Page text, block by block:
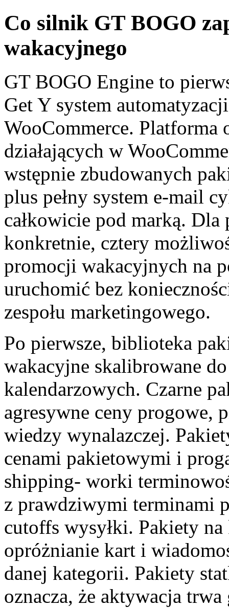
Co silnik GT BOGO
wakacyjnego
GT BOGO Engine to
Get Y system
WooCommerce. Platforma
działających w
wstępnie zbudowanych
plus pełny system e-mail
całkowicie pod marką.
konkretnie, cztery
promocji wakacyjnych na
uruchomić bez
zespołu marketingowego.
Po pierwsze, biblioteka
wakacyjne skalibrowane
kalendarzowych. Czarne
agresywne ceny progowe,
wiedzy wynalazczej.
cenami pakietowymi i
shipping- worki
z prawdziwymi terminami
cutoffs wysyłki. Pakiety
opróżnianie kart i
danej kategorii. Pakiety
oznacza, że aktywacja